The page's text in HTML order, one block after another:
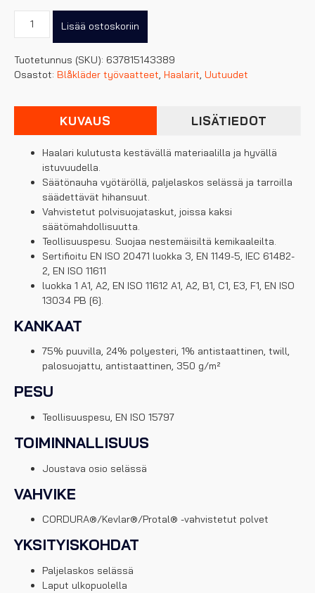
palosuojattu
multinorm
määrä
Lisää ostoskoriin
Tuotetunnus (SKU): 637815143389
Osastot: Blåkläder työvaatteet Haalarit Uutuudet
KUVAUS LISÄTIEDOT
Haalari kulutusta kestävällä materiaalilla ja hyvällä
istuvuudella.
Säätönauha vyötäröllä, paljelaskos selässä ja tarroilla
säädettävät hihansuut.
Vahvistetut polvisuojataskut, joissa kaksi
säätömahdollisuutta.
Teollisuuspesu. Suojaa nestemäisiltä kemikaaleilta.
Sertifioitu EN ISO 20471 luokka 3, EN 1149-5, IEC 61482-
2, EN ISO 11611
luokka 1 A1, A2, EN ISO 11612 A1, A2, B1, C1, E3, F1, EN ISO
13034 PB [6].
KANKAAT
75% puuvilla, 24% polyesteri, 1% antistaattinen, twill,
palosuojattu, antistaattinen, 350 g/m²
PESU
Teollisuuspesu, EN ISO 15797
TOIMINNALLISUUS
Joustava osio selässä
VAHVIKE
CORDURA®/Kevlar®/Protal® -vahvistetut polvet
YKSITYISKOHDAT
Paljelaskos selässä
Laput ulkopuolella